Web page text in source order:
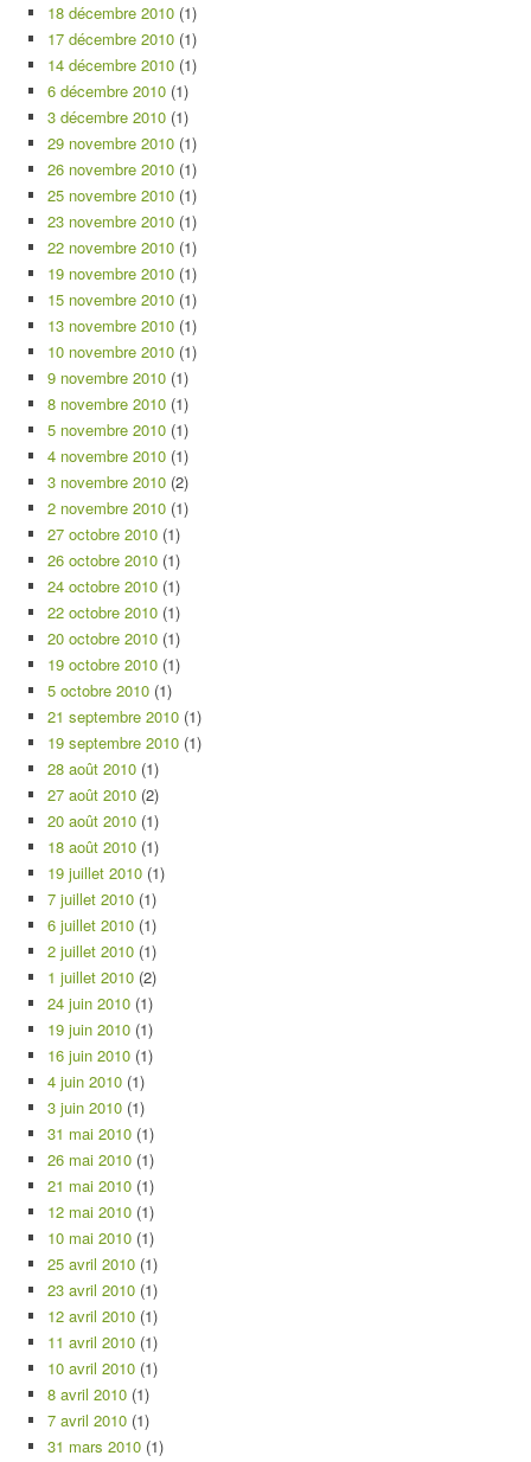
18 décembre 2010 (1)
17 décembre 2010 (1)
14 décembre 2010 (1)
6 décembre 2010 (1)
3 décembre 2010 (1)
29 novembre 2010 (1)
26 novembre 2010 (1)
25 novembre 2010 (1)
23 novembre 2010 (1)
22 novembre 2010 (1)
19 novembre 2010 (1)
15 novembre 2010 (1)
13 novembre 2010 (1)
10 novembre 2010 (1)
9 novembre 2010 (1)
8 novembre 2010 (1)
5 novembre 2010 (1)
4 novembre 2010 (1)
3 novembre 2010 (2)
2 novembre 2010 (1)
27 octobre 2010 (1)
26 octobre 2010 (1)
24 octobre 2010 (1)
22 octobre 2010 (1)
20 octobre 2010 (1)
19 octobre 2010 (1)
5 octobre 2010 (1)
21 septembre 2010 (1)
19 septembre 2010 (1)
28 août 2010 (1)
27 août 2010 (2)
20 août 2010 (1)
18 août 2010 (1)
19 juillet 2010 (1)
7 juillet 2010 (1)
6 juillet 2010 (1)
2 juillet 2010 (1)
1 juillet 2010 (2)
24 juin 2010 (1)
19 juin 2010 (1)
16 juin 2010 (1)
4 juin 2010 (1)
3 juin 2010 (1)
31 mai 2010 (1)
26 mai 2010 (1)
21 mai 2010 (1)
12 mai 2010 (1)
10 mai 2010 (1)
25 avril 2010 (1)
23 avril 2010 (1)
12 avril 2010 (1)
11 avril 2010 (1)
10 avril 2010 (1)
8 avril 2010 (1)
7 avril 2010 (1)
31 mars 2010 (1)